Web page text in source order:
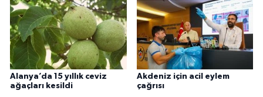
Alanya’da 15 yıllık ceviz
ağaçları kesildi
Akdeniz için acil eylem
çağrısı